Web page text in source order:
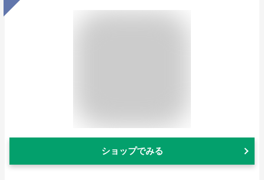
ショップでみる